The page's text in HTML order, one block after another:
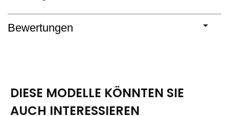
Bewertungen
DIESE MODELLE KÖNNTEN SIE
AUCH INTERESSIEREN